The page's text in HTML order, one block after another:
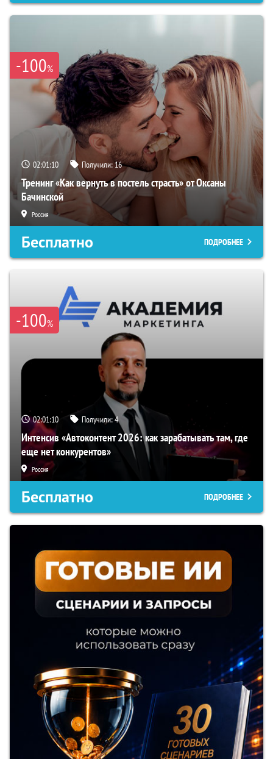
-100%
02:01:09 Получили:16
Тренинг «Как вернуть в постель страсть» от Оксаны
Бачинской
Россия
Бесплатно ПОДРОБНЕЕ
-100%
02:01:09 Получили:4
Интенсив «Автоконтент 2026: как зарабатывать там, где
еще нет конкурентов»
Россия
Бесплатно ПОДРОБНЕЕ